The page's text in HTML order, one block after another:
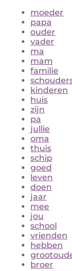
moeder
papa
ouder
vader
ma
mam
familie
kinderen
huis
zijn
pa
jullie
oma
thuis
schip
goed
leven
doen
jaar
mee
jou
school
vrienden
hebben
broer